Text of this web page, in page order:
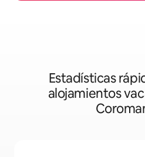
Estadísticas
alojamientos